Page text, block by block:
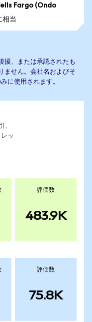
Fargo (Ondo
相当
援、または承認されたも
ません。会社名およびそ
に使用されます。
、
ッ
評価数
483.9K
評価数
75.8K